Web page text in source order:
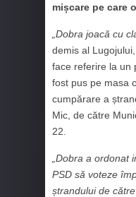
mișcare pe care
„Dobra joacă cu
demis al
face referire la un
fost pus pe masa
cumpărare a
Mic, de către
22.
„Dobra a ordonat
PSD să voteze
ștrandului de